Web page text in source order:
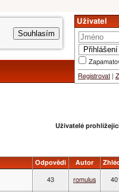
Souhlasím
Uživatel
Registrovat
Uživatelé
Odpovědi Autor
43 romulus